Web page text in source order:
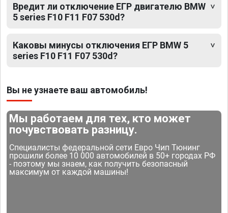
Вредит ли отключение ЕГР двигателю BMW
5 series F10 F11 F07 530d?
Каковы минусы отключения ЕГР BMW 5
series F10 F11 F07 530d?
Вы не узнаете ваш автомобиль!
Мы работаем для тех, кто может
почувствовать разницу.
Специалисты федеральной сети Евро Чип Тюнинг
прошили более 10 000 автомобилей в 50+ городах РФ
- поэтому мы знаем, как получить безопасный
максимум от каждой машины!